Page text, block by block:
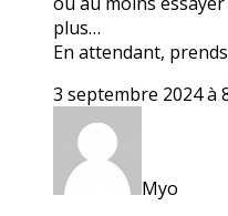
plus…
En attendant,
3 septembre 2024 à
Myo